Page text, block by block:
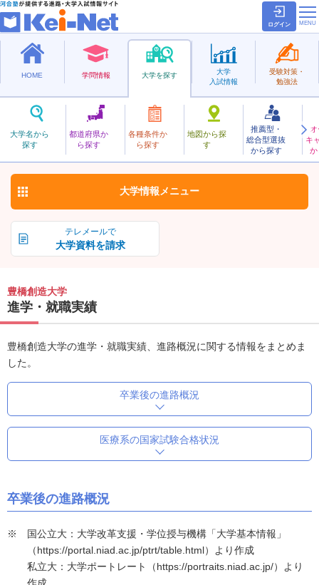
ログイン
HOME 学問情報 大学を探す
大学名から
探す
都道府県か
ら探す
各種条件か
ら探す
地図から探
す
推薦型・
総合型選抜
から探す
キ
か
大学
入試情報
受験対策・
勉強法
私立
とよはしそうぞう
豊橋創造大学 お気に入り
テレメールで
大学資料を請求
大学情報 メニュー
豊橋創造大学
進学・就職実績
豊橋創造大学の進学・就職実績、進路概況に関する情報をまとめま
した。
卒業後の進路概況
医療系の国家試験合格状況
卒業後の進路概況
国公立大：大学改革支援・学位授与機構「大学基本情報」
（https://portal.niad.ac.jp/ptrt/table.html）より作成
私立大：大学ポートレート（https://portraits.niad.ac.jp/）より